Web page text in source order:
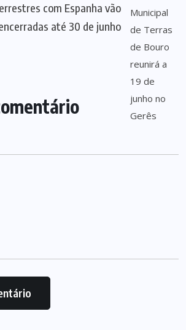
com Espanha vão
até 30 de junho